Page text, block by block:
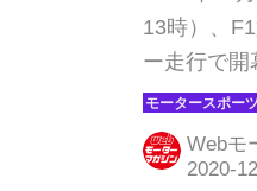
えて、その
【モー
13時）、
ー走行で開
プ争いもほ
ム同士の純
だ。シーズ
Webモ